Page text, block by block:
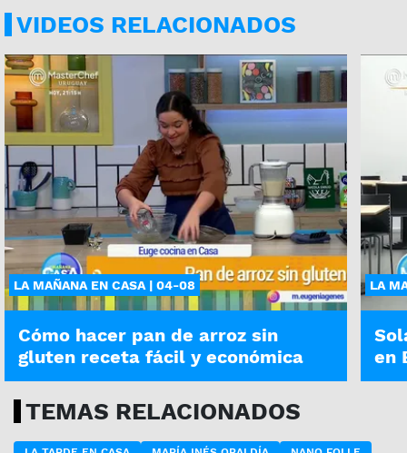
VIDEOS RELACIONADOS
LA MAÑANA EN CASA | 04-08
Cómo hacer pan de arroz sin
gluten receta fácil y económica
LA
en
TEMAS RELACIONADOS